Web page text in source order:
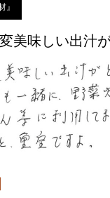
』
美味しい出汁が